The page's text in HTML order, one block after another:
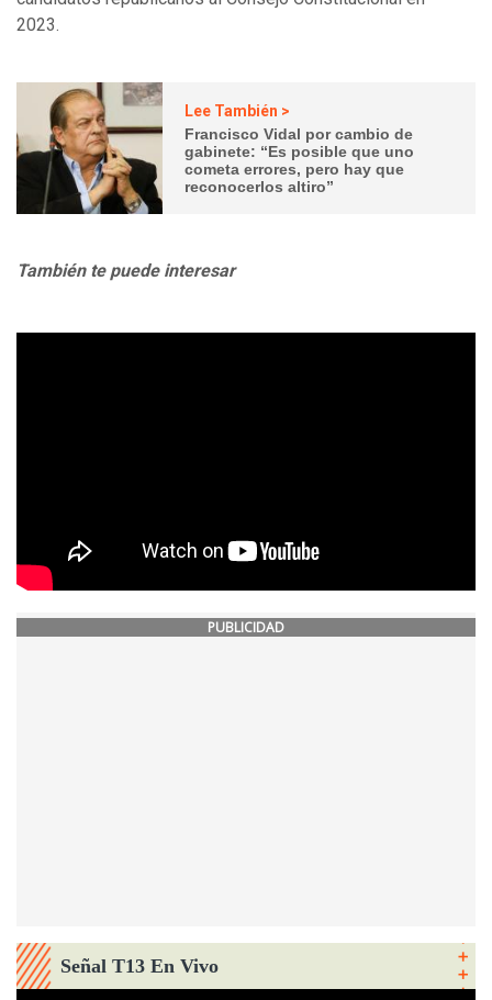
2023.
Lee También >
Francisco Vidal por cambio de
gabinete: “Es posible que uno
cometa errores, pero hay que
reconocerlos altiro”
También te puede interesar
PUBLICIDAD
Señal T13 En Vivo